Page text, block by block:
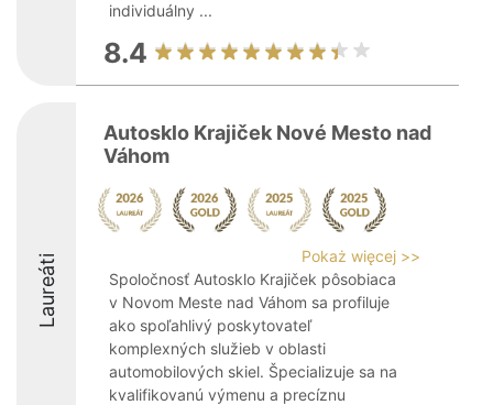
individuálny ...
8.4
Laureáti
Autosklo Krajiček Nové Mesto nad
Váhom
Pokaż więcej >>
Spoločnosť Autosklo Krajiček pôsobiaca
v Novom Meste nad Váhom sa profiluje
ako spoľahlivý poskytovateľ
komplexných služieb v oblasti
automobilových skiel. Špecializuje sa na
kvalifikovanú výmenu a precíznu